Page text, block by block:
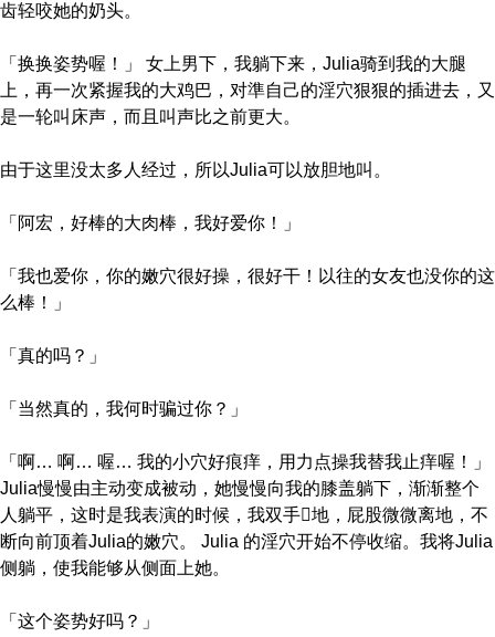
齿轻咬她的奶头。
「换换姿势喔！」 女上男下，我躺下来，Julia骑到我的大腿
上，再一次紧握我的大鸡巴，对準自己的淫穴狠狠的插进去，又
是一轮叫床声，而且叫声比之前更大。
由于这里没太多人经过，所以Julia可以放胆地叫。
「阿宏，好棒的大肉棒，我好爱你！」
「我也爱你，你的嫩穴很好操，很好干！以往的女友也没你的这
么棒！」
「真的吗？」
「当然真的，我何时骗过你？」
「啊… 啊… 喔… 我的小穴好痕痒，用力点操我替我止痒喔！」
Julia慢慢由主动变成被动，她慢慢向我的膝盖躺下，渐渐整个
人躺平，这时是我表演的时候，我双手地，屁股微微离地，不
断向前顶着Julia的嫩穴。 Julia 的淫穴开始不停收缩。我将Julia
侧躺，使我能够从侧面上她。
「这个姿势好吗？」